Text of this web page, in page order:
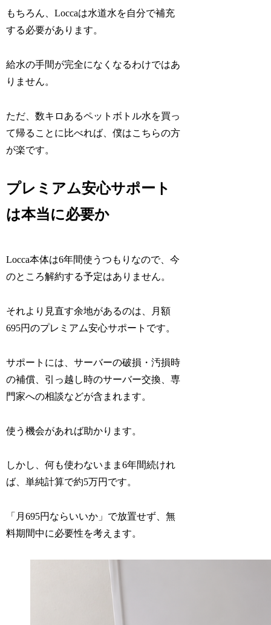
もちろん、Loccaは水道水を自分で補充
する必要があります。
給水の手間が完全になくなるわけではあ
りません。
ただ、数キロあるペットボトル水を買っ
て帰ることに比べれば、僕はこちらの方
が楽です。
プレミアム安心サポート
は本当に必要か
Locca本体は6年間使うつもりなので、今
のところ解約する予定はありません。
それより見直す余地があるのは、月額
695円のプレミアム安心サポートです。
サポートには、サーバーの破損・汚損時
の補償、引っ越し時のサーバー交換、専
門家への相談などが含まれます。
使う機会があれば助かります。
しかし、何も使わないまま6年間続けれ
ば、単純計算で約5万円です。
「月695円ならいいか」で放置せず、無
料期間中に必要性を考えます。